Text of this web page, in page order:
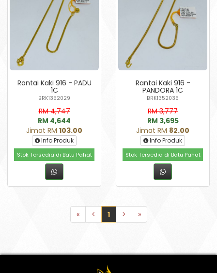
Rantai Kaki 916 - PADU
1C
BRK1352029
RM 4,747
RM 4,644
Jimat RM 103.00
Info Produk
Stok Tersedia di Batu Pahat
Rantai Kaki 916 -
PANDORA 1C
BRK1352035
RM 3,777
RM 3,695
Jimat RM 82.00
Info Produk
Stok Tersedia di Batu Pahat
« < 1 > »